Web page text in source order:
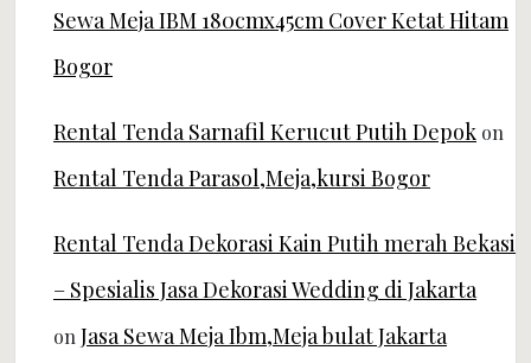
Sewa Meja IBM 180cmx45cm Cover Ketat Hitam
Bogor
Rental Tenda Sarnafil Kerucut Putih Depok on
Rental Tenda Parasol,Meja,kursi Bogor
Rental Tenda Dekorasi Kain Putih merah Bekasi
– Spesialis Jasa Dekorasi Wedding di Jakarta
on Jasa Sewa Meja Ibm,Meja bulat Jakarta